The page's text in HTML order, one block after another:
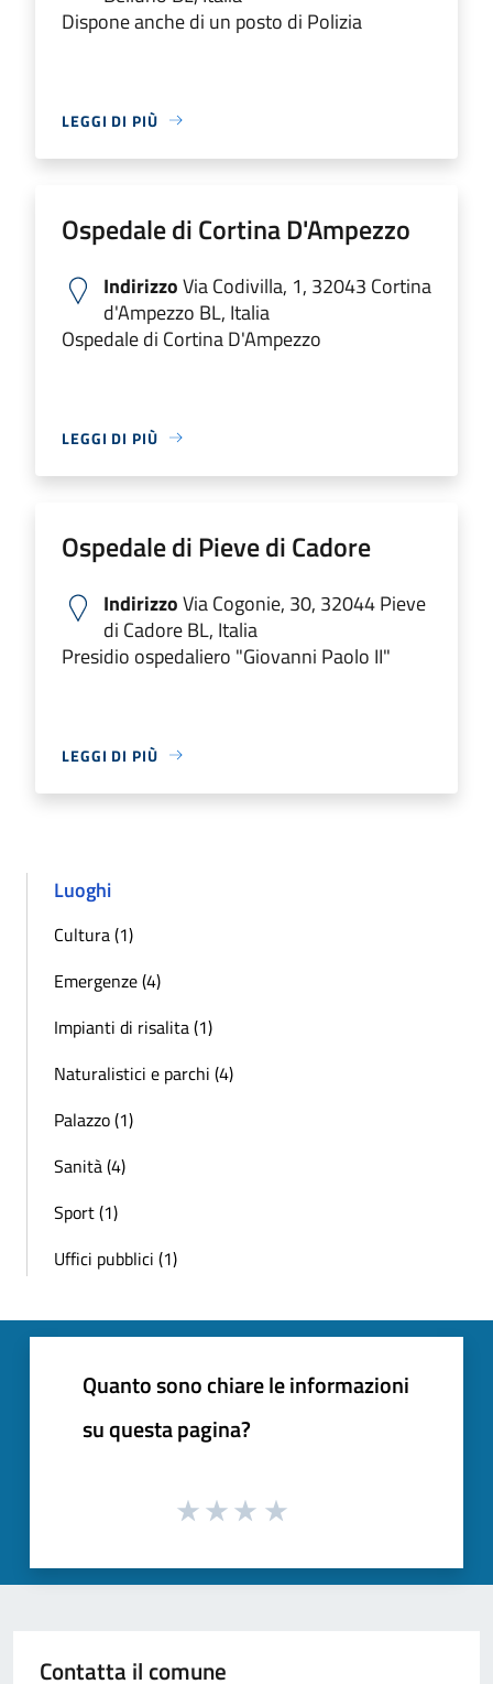
Dispone anche di un posto di Polizia
LEGGI DI PIÙ
Ospedale di Cortina D'Ampezzo
IndirizzoVia Codivilla, 1, 32043 Cortina
d'Ampezzo BL, Italia
Ospedale di Cortina D'Ampezzo
LEGGI DI PIÙ
Ospedale di Pieve di Cadore
IndirizzoVia Cogonie, 30, 32044 Pieve
di Cadore BL, Italia
Presidio ospedaliero "Giovanni Paolo II"
LEGGI DI PIÙ
Luoghi
Cultura (1)
Emergenze (4)
Impianti di risalita (1)
Naturalistici e parchi (4)
Palazzo (1)
Sanità (4)
Sport (1)
Uffici pubblici (1)
Quanto sono chiare le informazioni
su questa pagina?
Contatta il comune